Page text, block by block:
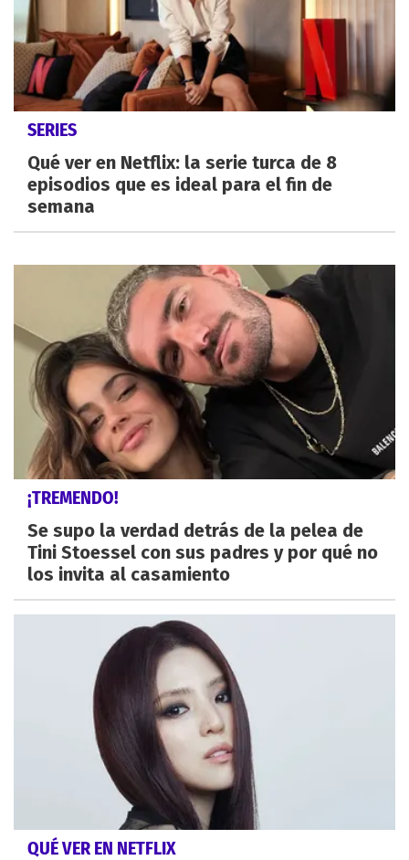
SERIES
Qué ver en Netflix: la serie turca de 8
episodios que es ideal para el fin de
semana
¡TREMENDO!
Se supo la verdad detrás de la pelea de
Tini Stoessel con sus padres y por qué no
los invita al casamiento
QUÉ VER EN NETFLIX